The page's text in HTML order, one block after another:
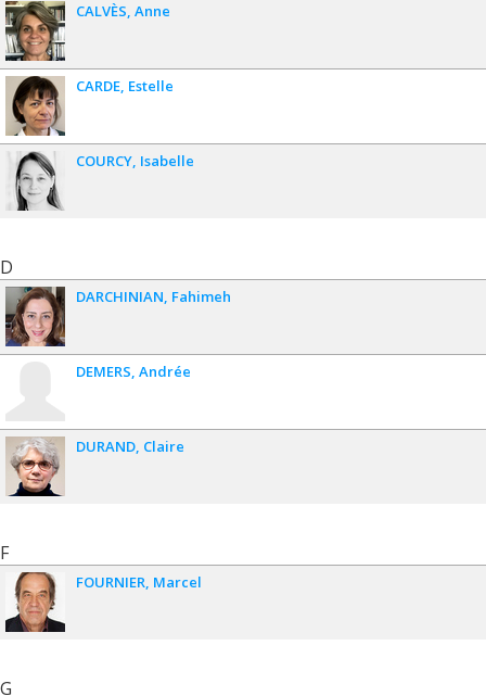
CALVÈS Anne
CARDE Estelle
COURCY Isabelle
D
DARCHINIAN Fahimeh
DEMERS Andrée
DURAND Claire
F
FOURNIER Marcel
G